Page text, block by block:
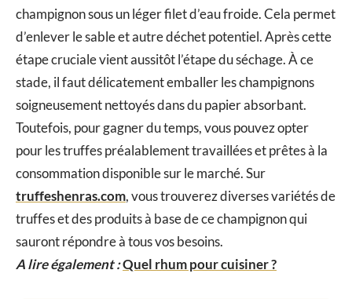
champignon sous un léger filet d’eau froide. Cela permet
d’enlever le sable et autre déchet potentiel. Après cette
étape cruciale vient aussitôt l’étape du séchage. À ce
stade, il faut délicatement emballer les champignons
soigneusement nettoyés dans du papier absorbant.
Toutefois, pour gagner du temps, vous pouvez opter
pour les truffes préalablement travaillées et prêtes à la
consommation disponible sur le marché. Sur
truffeshenras.com, vous trouverez diverses variétés de
truffes et des produits à base de ce champignon qui
sauront répondre à tous vos besoins.
A lire également :Quel rhum pour cuisiner ?